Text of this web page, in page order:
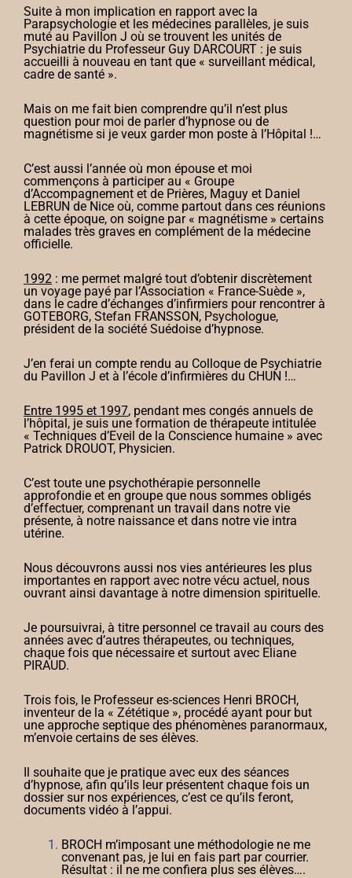
Suite à mon implication en rapport avec la
Parapsychologie et les médecines parallèles, je suis
muté au Pavillon J où se trouvent les unités de
Psychiatrie du Professeur Guy DARCOURT : je suis
accueilli à nouveau en tant que « surveillant médical,
cadre de santé ».
Mais on me fait bien comprendre qu’il n’est plus
question pour moi de parler d’hypnose ou de
magnétisme si je veux garder mon poste à l’Hôpital !…
C’est aussi l’année où mon épouse et moi
commençons à participer au « Groupe
d’Accompagnement et de Prières, Maguy et Daniel
LEBRUN de Nice où, comme partout dans ces réunions
à cette époque, on soigne par « magnétisme » certains
malades très graves en complément de la médecine
officielle.
1992 : me permet malgré tout d’obtenir discrètement
un voyage payé par l’Association « France-Suède »,
dans le cadre d’échanges d’infirmiers pour rencontrer à
GOTEBORG, Stefan FRANSSON, Psychologue,
président de la société Suédoise d’hypnose.
J’en ferai un compte rendu au Colloque de Psychiatrie
du Pavillon J et à l’école d’infirmières du CHUN !…
Entre 1995 et 1997, pendant mes congés annuels de
l’hôpital, je suis une formation de thérapeute intitulée
« Techniques d’Eveil de la Conscience humaine » avec
Patrick DROUOT, Physicien.
C’est toute une psychothérapie personnelle
approfondie et en groupe que nous sommes obligés
d’effectuer, comprenant un travail dans notre vie
présente, à notre naissance et dans notre vie intra
utérine.
Nous découvrons aussi nos vies antérieures les plus
importantes en rapport avec notre vécu actuel, nous
ouvrant ainsi davantage à notre dimension spirituelle.
Je poursuivrai, à titre personnel ce travail au cours des
années avec d’autres thérapeutes, ou techniques,
chaque fois que nécessaire et surtout avec Eliane
PIRAUD.
Trois fois, le Professeur es-sciences Henri BROCH,
inventeur de la « Zététique », procédé ayant pour but
une approche septique des phénomènes paranormaux,
m’envoie certains de ses élèves.
Il souhaite que je pratique avec eux des séances
d’hypnose, afin qu’ils leur présentent chaque fois un
dossier sur nos expériences, c’est ce qu’ils feront,
documents vidéo à l’appui.
BROCH m’imposant une méthodologie ne me
convenant pas, je lui en fais part par courrier.
Résultat : il ne me confiera plus ses élèves….